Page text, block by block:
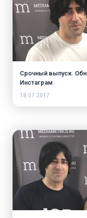
Срочный выпуск.
Инстаграм.
18.07.2017